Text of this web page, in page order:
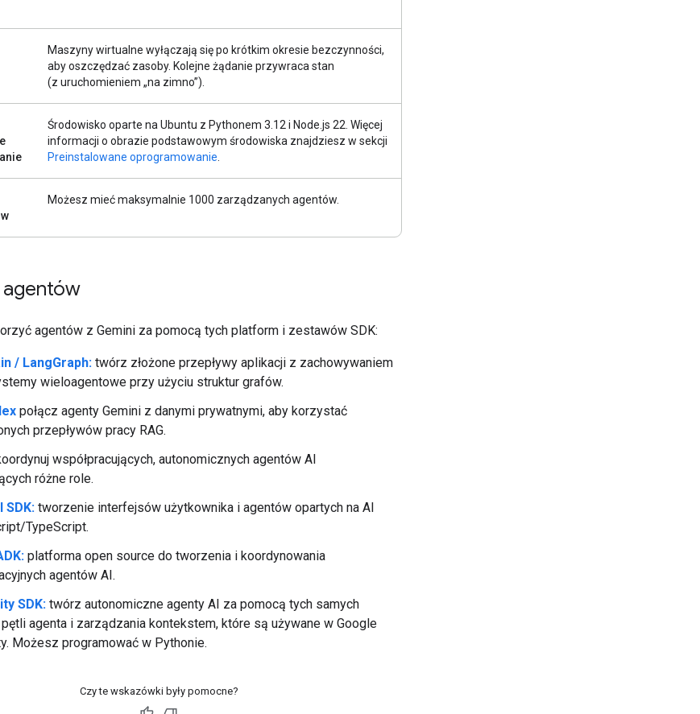
Maszyny wirtualne wyłączają się po krótkim okresie bezczynności,
aby oszczędzać zasoby. Kolejne żądanie przywraca stan
(z uruchomieniem „na zimno”).
Środowisko oparte na Ubuntu z Pythonem 3.12 i Node.js 22. Więcej
informacji o obrazie podstawowym środowiska znajdziesz w sekcji
Preinstalowane oprogramowanie
Możesz mieć maksymalnie 1000 zarządzanych agentów.
agentów
agentów z Gemini za pomocą tych platform i zestawów SDK:
/ LangGraph: twórz złożone przepływy aplikacji z zachowywaniem
wieloagentowe przy użyciu struktur grafów.
połącz agenty Gemini z danymi prywatnymi, aby korzystać
przepływów pracy RAG.
współpracujących, autonomicznych agentów AI
różne role.
SDK: tworzenie interfejsów użytkownika i agentów opartych na AI
TypeScript.
platforma open source do tworzenia i koordynowania
agentów AI.
SDK: twórz autonomiczne agenty AI za pomocą tych samych
agenta i zarządzania kontekstem, które są używane w Google
Możesz programować w Pythonie.
Czy te wskazówki były pomocne?